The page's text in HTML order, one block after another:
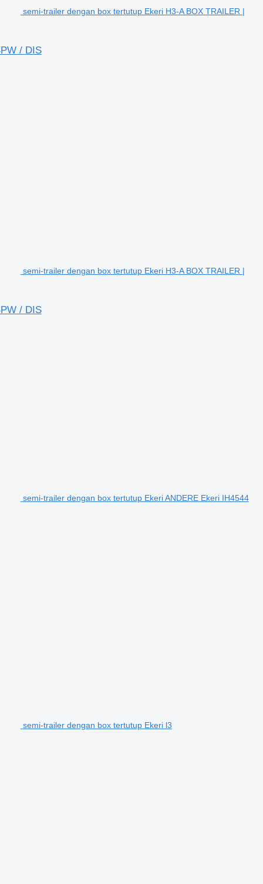
semi-trailer dengan box tertutup Ekeri H3-A BOX TRAILER |
/ DIS
semi-trailer dengan box tertutup Ekeri H3-A BOX TRAILER |
/ DIS
semi-trailer dengan box tertutup Ekeri ANDERE Ekeri IH4544
semi-trailer dengan box tertutup Ekeri l3